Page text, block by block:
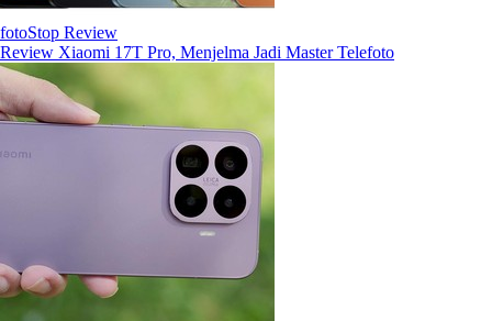
fotoStop Review
Review Xiaomi 17T Pro, Menjelma Jadi Master Telefoto